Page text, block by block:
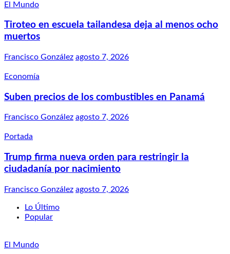
El Mundo
Tiroteo en escuela tailandesa deja al menos ocho
muertos
Francisco González agosto 7, 2026
Economía
Suben precios de los combustibles en Panamá
Francisco González agosto 7, 2026
Portada
Trump firma nueva orden para restringir la
ciudadanía por nacimiento
Francisco González agosto 7, 2026
Lo Último
Popular
El Mundo